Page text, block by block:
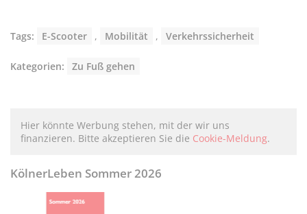
Tags: E-Scooter , Mobilität , Verkehrssicherheit
Kategorien: Zu Fuß gehen
Hier könnte Werbung stehen, mit der wir uns
finanzieren. Bitte akzeptieren Sie die Cookie-Meldung.
KölnerLeben Sommer 2026